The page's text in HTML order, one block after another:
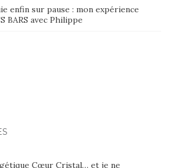
enfin sur pause : mon expérience
BARS avec Philippe
Cœur Cristal… et je ne